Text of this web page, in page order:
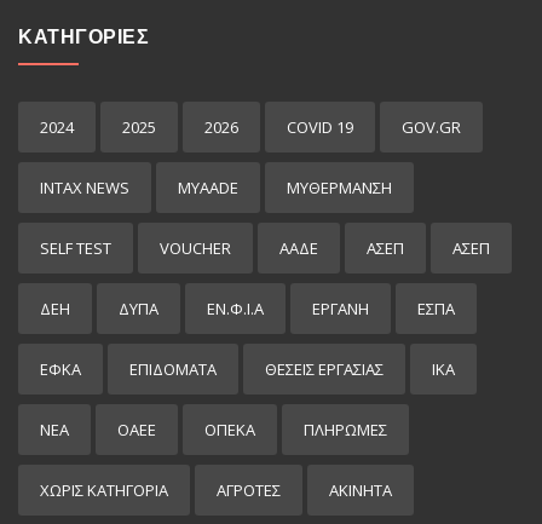
ΚΑΤΗΓΟΡΙΕΣ
2024 2025 2026 COVID 19 GOV.GR
INTAX NEWS MYAADE MYΘΈΡΜΑΝΣΗ
SELF TEST VOUCHER ΑΑΔΕ ΑΣΕΠ ΑΣΕΠ
ΔΕΗ ΔΥΠΑ ΕΝ.Φ.Ι.Α ΕΡΓΑΝΗ ΕΣΠΑ
ΕΦΚΑ ΕΠΙΔΌΜΑΤΑ ΘΕΣΕΙΣ ΕΡΓΑΣΙΑΣ ΙΚΑ
ΝΕΑ ΟΑΕΕ ΟΠΕΚΑ ΠΛΗΡΩΜΕΣ
ΧΩΡΊΣ ΚΑΤΗΓΟΡΊΑ ΑΓΡΟΤΕΣ ΑΚΙΝΗΤΑ